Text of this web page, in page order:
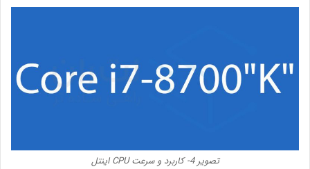
تصویر 4- کاربرد و سرعت CPU اینتل